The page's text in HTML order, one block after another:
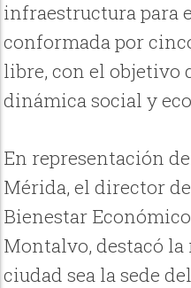
infraestructura para
conformada por
libre, con el objetivo
dinámica social y
En representación
Mérida, el director
Bienestar
Montalvo, destacó la
ciudad sea la sede